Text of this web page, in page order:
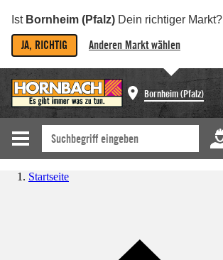
Ist Bornheim (Pfalz) Dein richtiger Markt?
JA, RICHTIG Anderen Markt wählen
Bornheim (Pfalz)
Startseite